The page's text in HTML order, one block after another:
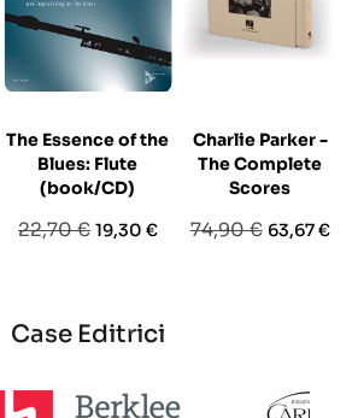
The Essence of the
Blues: Flute
(book/CD)
Prezzo
22,70 € Prezzo
19,30 €
Charlie Parker -
The Complete
Scores
Prezzo
74,90 € Prezzo
63,67 €
Case Editrici